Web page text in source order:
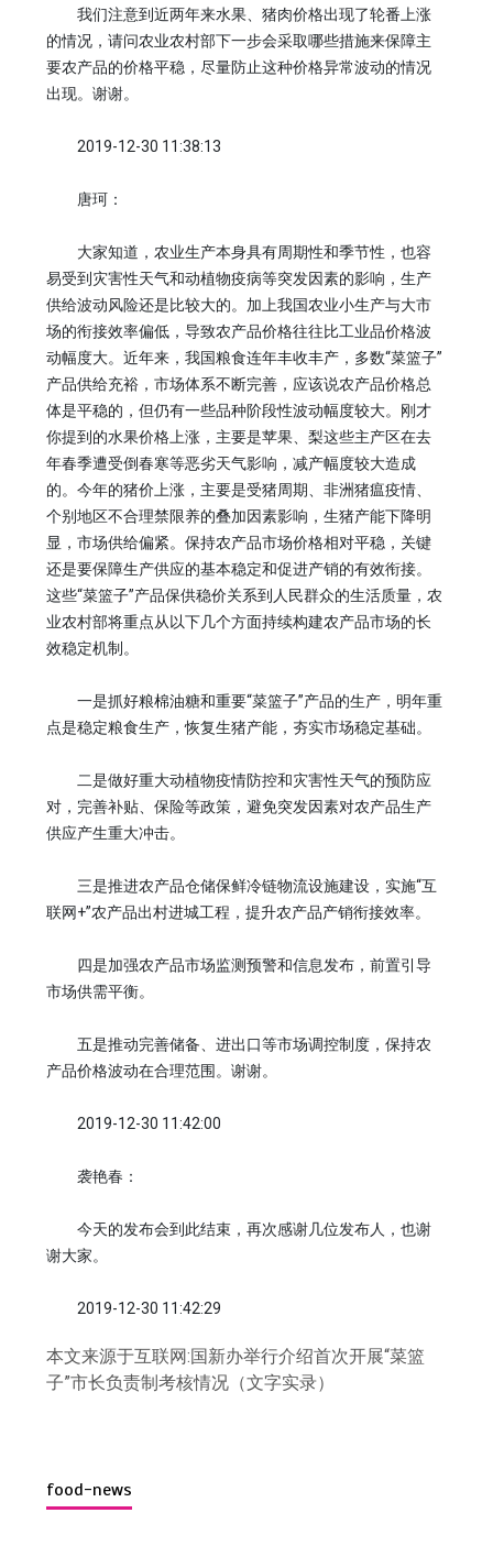
我们注意到近两年来水果、猪肉价格出现了轮番上涨
的情况，请问农业农村部下一步会采取哪些措施来保障主
要农产品的价格平稳，尽量防止这种价格异常波动的情况
出现。谢谢。
2019-12-30 11:38:13
唐珂：
大家知道，农业生产本身具有周期性和季节性，也容
易受到灾害性天气和动植物疫病等突发因素的影响，生产
供给波动风险还是比较大的。加上我国农业小生产与大市
场的衔接效率偏低，导致农产品价格往往比工业品价格波
动幅度大。近年来，我国粮食连年丰收丰产，多数“菜篮子”
产品供给充裕，市场体系不断完善，应该说农产品价格总
体是平稳的，但仍有一些品种阶段性波动幅度较大。刚才
你提到的水果价格上涨，主要是苹果、梨这些主产区在去
年春季遭受倒春寒等恶劣天气影响，减产幅度较大造成
的。今年的猪价上涨，主要是受猪周期、非洲猪瘟疫情、
个别地区不合理禁限养的叠加因素影响，生猪产能下降明
显，市场供给偏紧。保持农产品市场价格相对平稳，关键
还是要保障生产供应的基本稳定和促进产销的有效衔接。
这些“菜篮子”产品保供稳价关系到人民群众的生活质量，农
业农村部将重点从以下几个方面持续构建农产品市场的长
效稳定机制。
一是抓好粮棉油糖和重要“菜篮子”产品的生产，明年重
点是稳定粮食生产，恢复生猪产能，夯实市场稳定基础。
二是做好重大动植物疫情防控和灾害性天气的预防应
对，完善补贴、保险等政策，避免突发因素对农产品生产
供应产生重大冲击。
三是推进农产品仓储保鲜冷链物流设施建设，实施“互
联网+”农产品出村进城工程，提升农产品产销衔接效率。
四是加强农产品市场监测预警和信息发布，前置引导
市场供需平衡。
五是推动完善储备、进出口等市场调控制度，保持农
产品价格波动在合理范围。谢谢。
2019-12-30 11:42:00
袭艳春：
今天的发布会到此结束，再次感谢几位发布人，也谢
谢大家。
2019-12-30 11:42:29
本文来源于互联网:国新办举行介绍首次开展“菜篮
子”市长负责制考核情况（文字实录）
food-news